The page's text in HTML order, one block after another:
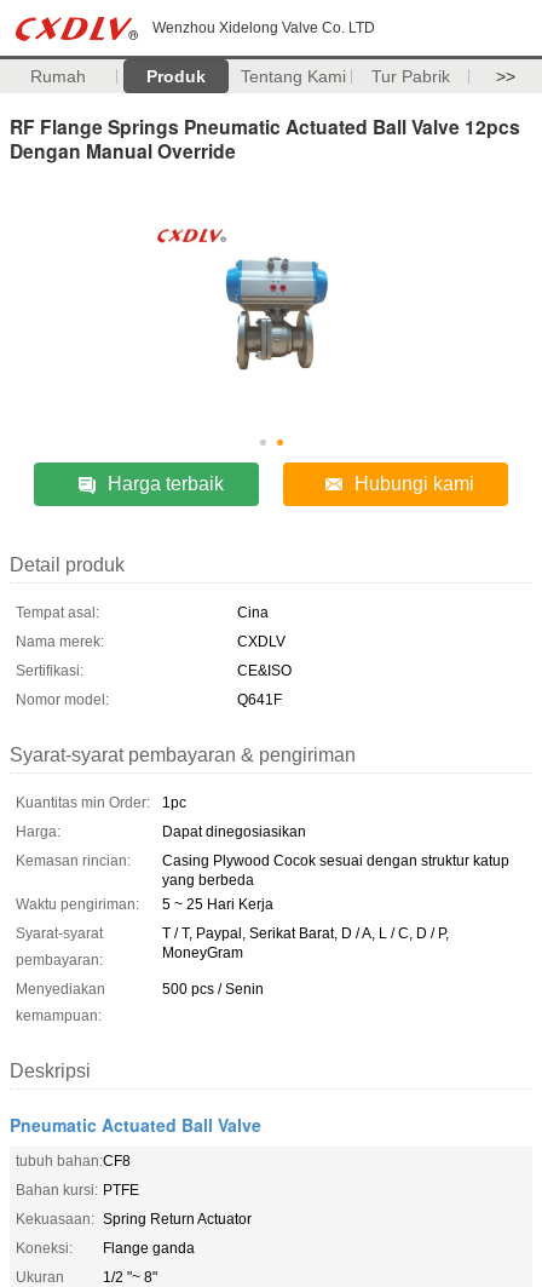
Wenzhou Xidelong Valve Co. LTD
Rumah Produk Tentang Kami Tur Pabrik >>
RF Flange Springs Pneumatic Actuated Ball Valve 12pcs
Dengan Manual Override
Harga terbaik Hubungi kami
Detail produk
Tempat asal:
Cina
Nama merek:
CXDLV
Sertifikasi:
CE&ISO
Nomor model:
Q641F
Syarat-syarat pembayaran & pengiriman
Kuantitas min Order:
1pc
Harga:
Dapat dinegosiasikan
Kemasan rincian:
Casing Plywood Cocok sesuai dengan struktur katup
yang berbeda
Waktu pengiriman:
5 ~ 25 Hari Kerja
Syarat-syarat
pembayaran:
T / T, Paypal, Serikat Barat, D / A, L / C, D / P,
MoneyGram
Menyediakan
kemampuan:
500 pcs / Senin
Deskripsi
Pneumatic Actuated Ball Valve
tubuh bahan:CF8
Bahan kursi: PTFE
Kekuasaan: Spring Return Actuator
Koneksi:
Flange ganda
Ukuran
1/2 "~ 8"